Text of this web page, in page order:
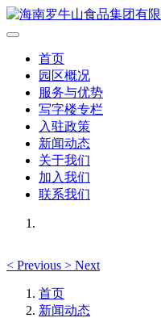
首页
园区概况
服务与优势
写字楼专栏
入驻政策
新闻动态
关于我们
加入我们
联系我们
< Previous > Next
首页
新闻动态